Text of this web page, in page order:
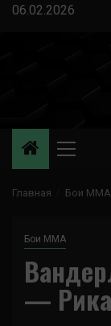
Перейти
06.02.2026
Главная Бои ММА
Бои ММА
—